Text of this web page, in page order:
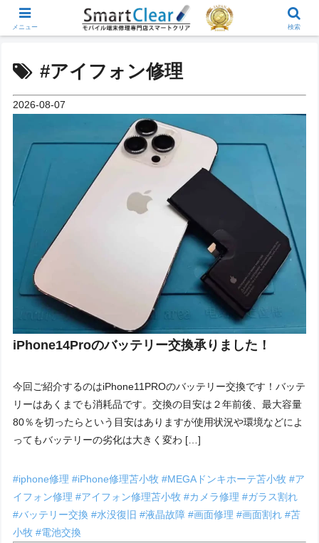
#アイフォン修理
2026-08-07
iPhone14Proのバッテリー交換承りました！
今回ご紹介するのはiPhone11PROのバッテリー交換です！バッテ
リーはあくまでも消耗品です。交換の目安は２年前後、最大容量
80％を切ったらという目安はありますが使用状況や環境などによ
ってもバッテリーの劣化は大きく変わ […]
#iphone修理#iPhone修理苫小牧#MEGAドンキホーテ苫小牧#ア
イフォン修理#アイフォン修理苫小牧#カメラ修理#ガラス割れ
#バッテリー交換#水没復旧#液晶故障#画面修理#画面割れ#苫
小牧#電池交換
メニュー 検索